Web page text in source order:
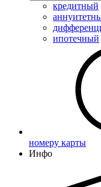
кредитный
ипотечный
номеру карты
Инфо